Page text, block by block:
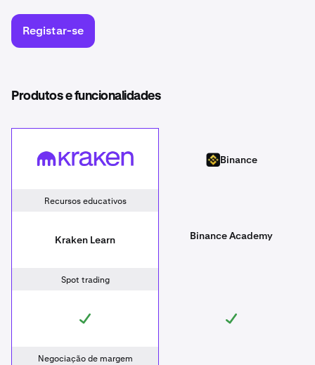
Registar-se
Produtos e funcionalidades
Kraken Binance
Binance
Recursos educativos
Kraken Learn Binance Academy
Spot trading
Negociação de margem